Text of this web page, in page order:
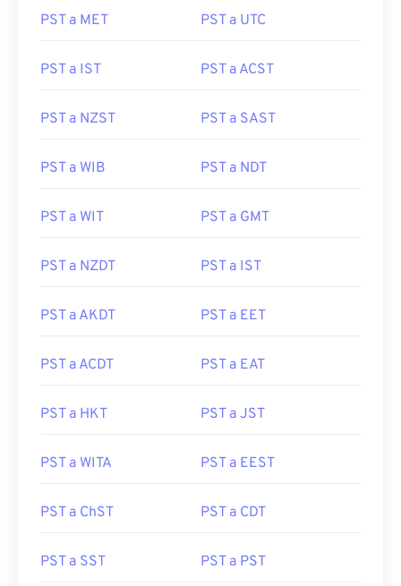
PST a MET PST a UTC
PST a IST PST a ACST
PST a NZST PST a SAST
PST a WIB PST a NDT
PST a WIT PST a GMT
PST a NZDT PST a IST
PST a AKDT PST a EET
PST a ACDT PST a EAT
PST a HKT PST a JST
PST a WITA PST a EEST
PST a ChST PST a CDT
PST a SST PST a PST